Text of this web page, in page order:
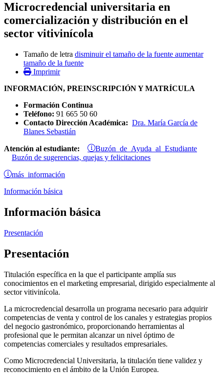
Microcredencial universitaria en
comercialización y distribución en el
sector vitivinícola
Tamaño de letra disminuir el tamaño de la fuente aumentar
tamaño de la fuente
Imprimir
INFORMACIÓN, PREINSCRIPCIÓN Y MATRÍCULA
Formación Continua
Teléfono: 91 665 50 60
Contacto Dirección Académica: Dra. María García de
Blanes Sebastián
Atención al estudiante: Buzón de Ayuda al Estudiante
Buzón de sugerencias, quejas y felicitaciones
más información
Información básica
Información básica
Presentación
Presentación
Titulación específica en la que el participante amplía sus
conocimientos en el marketing empresarial, dirigido especialmente al
sector vitivinícola.
La microcredencial desarrolla un programa necesario para adquirir
competencias de venta y control de los canales y estrategias propios
del negocio gastronómico, proporcionando herramientas al
profesional que le permitan alcanzar un nivel óptimo de
competencias comerciales y resultados empresariales.
Como Microcredencial Universitaria, la titulación tiene validez y
reconocimiento en el ámbito de la Unión Europea.